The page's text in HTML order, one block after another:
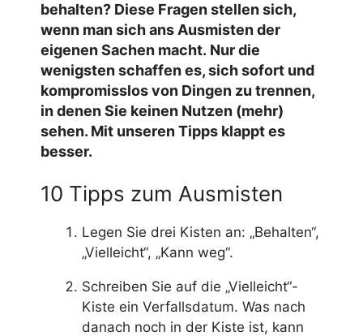
behalten? Diese Fragen stellen sich,
wenn man sich ans Ausmisten der
eigenen Sachen macht. Nur die
wenigsten schaffen es, sich sofort und
kompromisslos von Dingen zu trennen,
in denen Sie keinen Nutzen (mehr)
sehen. Mit unseren Tipps klappt es
besser.
10 Tipps zum Ausmisten
Legen Sie drei Kisten an: „Behalten“,
„Vielleicht“, „Kann weg“.
Schreiben Sie auf die „Vielleicht“-
Kiste ein Verfallsdatum. Was nach
danach noch in der Kiste ist, kann